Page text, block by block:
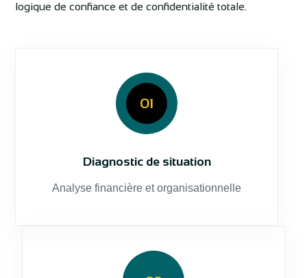
logique de confiance et de confidentialité totale.
01
Diagnostic de situation
Analyse financière et organisationnelle